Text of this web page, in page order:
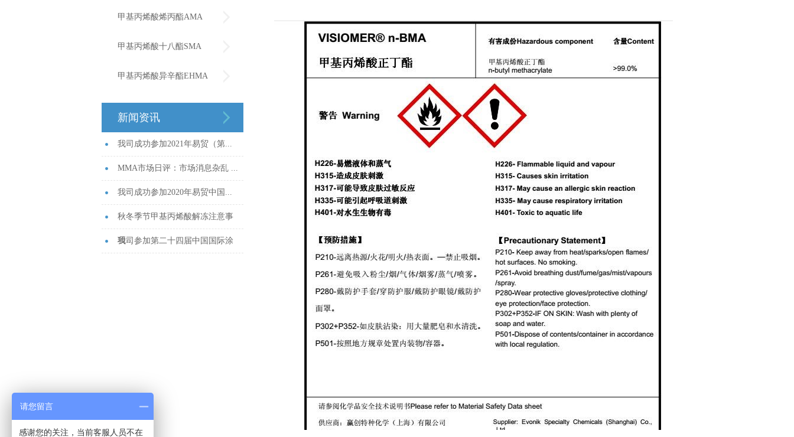
甲基丙烯酸烯丙酯AMA
甲基丙烯酸十八酯SMA
甲基丙烯酸异辛酯EHMA
新闻资讯
我司成功参加2021年易贸（第...
MMA市场日评：市场消息杂乱 ...
我司成功参加2020年易贸中国...
秋冬季节甲基丙烯酸解冻注意事
项...
我司参加第二十四届中国国际涂
请您留言
感谢您的关注，当前客服人员不在